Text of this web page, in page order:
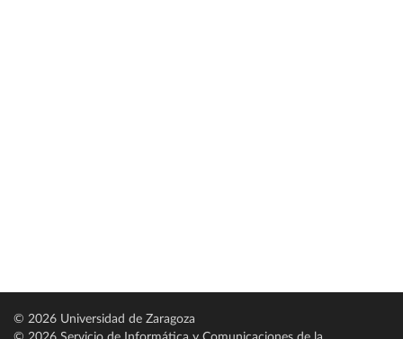
© 2026 Universidad de Zaragoza